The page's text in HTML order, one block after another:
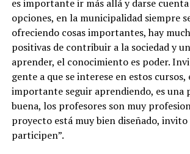
es importante ir más allá y darse cuenta
opciones, en la municipalidad siempre
ofreciendo cosas importantes, hay
positivas de contribuir a la sociedad y
aprender, el conocimiento es poder.
gente a que se interese en estos cursos,
importante seguir aprendiendo, es una
buena, los profesores son muy
proyecto está muy bien diseñado, invito
participen”.